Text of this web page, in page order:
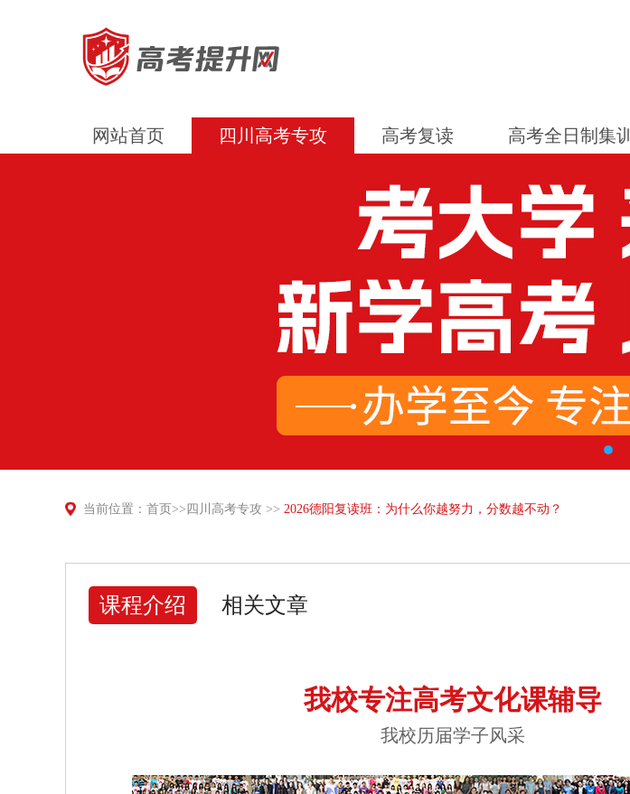
网站首页 四川高考专攻 高考复读 高考全日制集训
当前位置： 首页 >> 四川高考专攻 >> 2026德阳复读班：为什么你越努力，分数越不动？
课程介绍 相关文章
我校专注高考文化课辅导
我校历届学子风采